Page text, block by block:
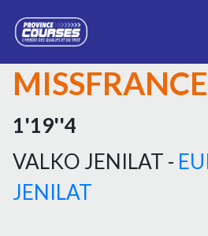
1'19''4
VALKO JENILAT -
JENILAT